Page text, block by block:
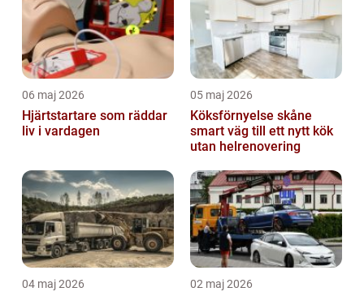
06 maj 2026
Hjärtstartare som räddar
liv i vardagen
05 maj 2026
Köksförnyelse skåne
smart väg till ett nytt kök
utan helrenovering
04 maj 2026 02 maj 2026